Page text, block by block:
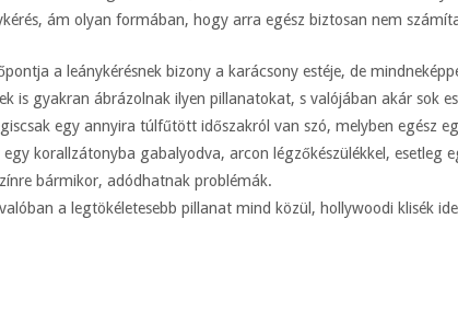
ám olyan formában, hogy arra egész biztosan nem
a leánykérésnek bizony a karácsony estéje, de
is gyakran ábrázolnak ilyen pillanatokat, s valójában akár sok
egy annyira túlfűtött időszakról van szó, melyben egész
korallzátonyba gabalyodva, arcon légzőkészülékkel,
bármikor, adódhatnak problémák.
a legtökéletesebb pillanat mind közül, hollywoodi klisék